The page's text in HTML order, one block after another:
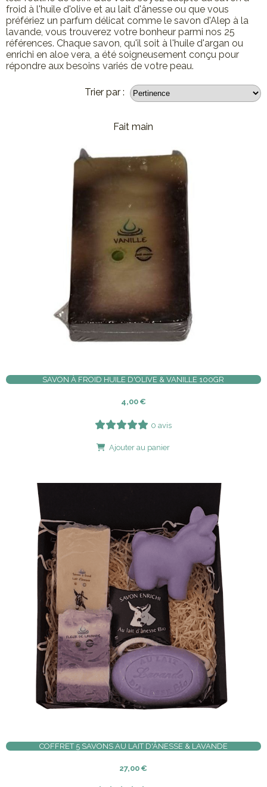
froid à l'huile d'olive et au lait d'ânesse ou que vous
préfériez un parfum délicat comme le savon d'Alep à la
lavande, vous trouverez votre bonheur parmi nos 25
références. Chaque savon, qu'il soit à l'huile d'argan ou
enrichi en aloe vera, a été soigneusement conçu pour
répondre aux besoins variés de votre peau.
Trier par :
Fait main
SAVON À FROID HUILE D'OLIVE & VANILLE 100GR
4,00€
0 avis
Ajouter au panier
COFFRET 5 SAVONS AU LAIT D'ÂNESSE & LAVANDE
27,00 €